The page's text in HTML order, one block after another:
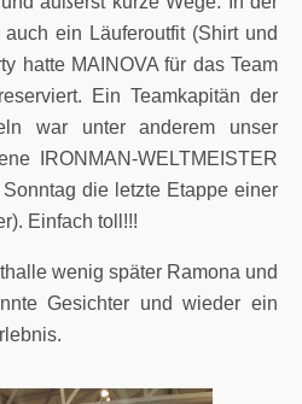
ein Läuferoutfit (Shirt und
hatte MAINOVA für das Team
Ein Teamkapitän der
war unter anderem unser
IRONMAN-WELTMEISTER
die letzte Etappe einer
Einfach toll!!!
wenig später Ramona und
Gesichter und wieder ein